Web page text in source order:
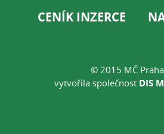
CENÍK INZERCE
© 2015 MČ
vytvořila společnost DIS